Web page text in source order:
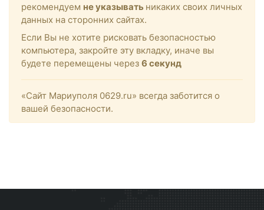
рекомендуем не указывать никаких своих личных
данных на сторонних сайтах.
Если Вы не хотите рисковать безопасностью
компьютера, закройте эту вкладку, иначе вы
будете перемещены через 6 секунд
«Сайт Мариуполя 0629.ru» всегда заботится о
вашей безопасности.